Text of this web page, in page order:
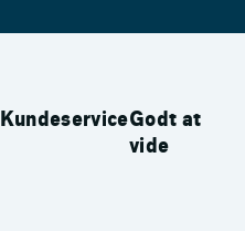
KundeserviceGodt at
vide